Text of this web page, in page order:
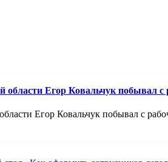
области Егор Ковальчук побывал с
Егор Ковальчук побывал с